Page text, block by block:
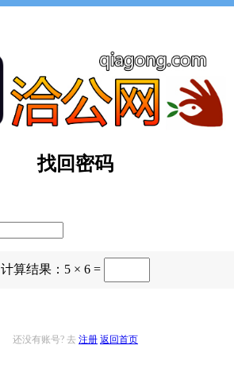
找回密码
计算结果：5 × 6 =
还没有账号? 去 注册 返回首页